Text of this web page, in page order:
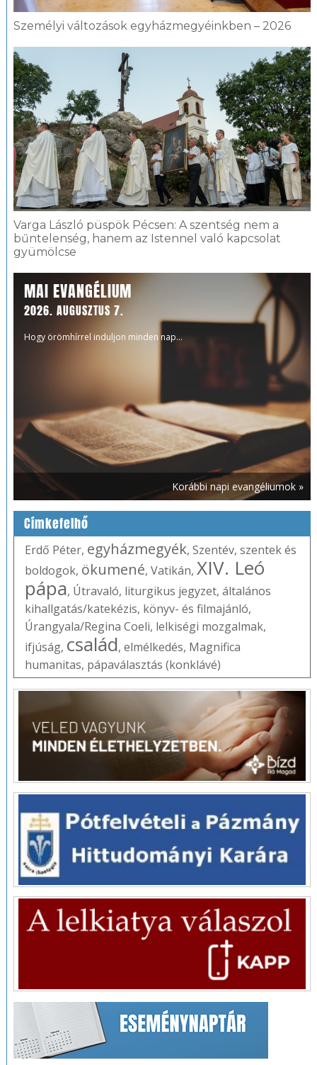
Személyi változások egyházmegyéinkben – 2026
Varga László püspök Pécsen: A szentség nem a
bűntelenség, hanem az Istennel való kapcsolat
gyümölcse
MAI EVANGÉLIUM
2026. AUGUSZTUS 7.
Hogy örömhírrel induljon minden nap...
Korábbi napi evangéliumok »
Címkefelhő
Erdő Péter, egyházmegyék, Szentév, szentek és
boldogok, ökumené, Vatikán, XIV. Leó
pápa, Útravaló, liturgikus jegyzet, általános
kihallgatás/katekézis, könyv- és filmajánló,
Úrangyala/Regina Coeli, lelkiségi mozgalmak,
ifjúság, család, elmélkedés, Magnifica
humanitas, pápaválasztás (konklávé)